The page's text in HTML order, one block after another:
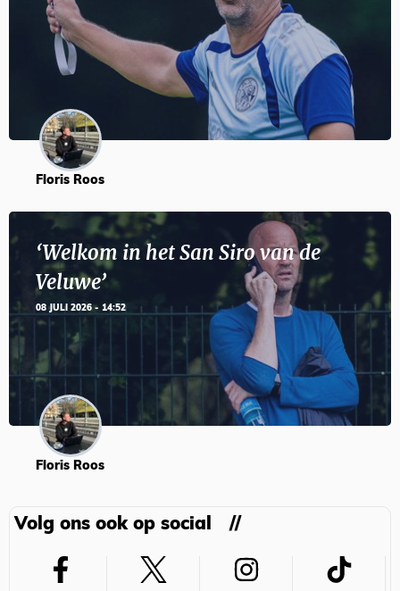
Floris Roos
‘Welkom in het San Siro van de
Veluwe’
08 JULI 2026 - 14:52
Floris Roos
Volg ons ook op social